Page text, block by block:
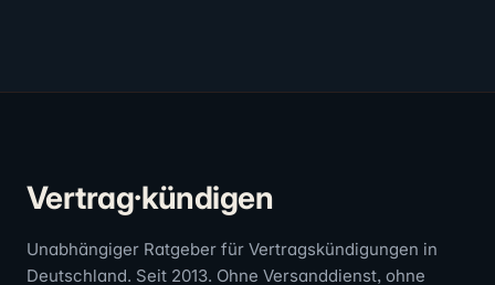
Vertrag·kündigen
Unabhängiger Ratgeber für Vertragskündigungen in
Deutschland. Seit 2013. Ohne Versanddienst, ohne